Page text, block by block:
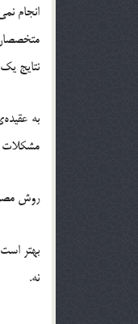
انجام
نتایج
به
مشکلات
روش
بهتر
نه.